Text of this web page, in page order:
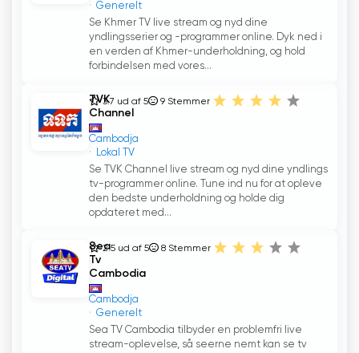
Generelt
Se Khmer TV live stream og nyd dine
yndlingsserier og -programmer online. Dyk ned i
en verden af Khmer-underholdning, og hold
forbindelsen med vores...
TVK
Channel
Cambodja
Lokal TV
3.7 ud af 5 9 Stemmer
Se TVK Channel live stream og nyd dine yndlings
tv-programmer online. Tune ind nu for at opleve
den bedste underholdning og holde dig
opdateret med...
Sea
Tv
Cambodia
Cambodja
Generelt
2.5 ud af 5 8 Stemmer
Sea TV Cambodia tilbyder en problemfri live
stream-oplevelse, så seerne nemt kan se tv